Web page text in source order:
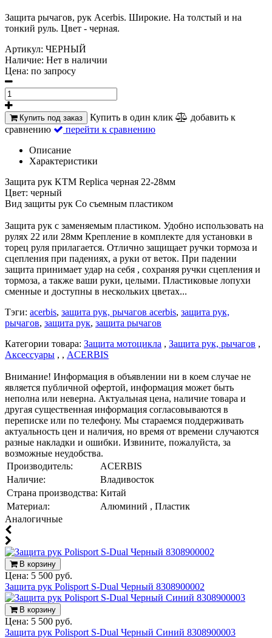
Защита рычагов, рук Acerbis. Широкие. На толстый и на
тонкий руль. Цвет - черная.
Артикул: ЧЕРНЫЙ
Наличие: Нет в наличии
Цена: по запросу
Купить под заказ Купить в один клик
добавить к
сравнению
перейти к сравнению
Описание
Характеристики
Защита рук KTM Replica черная 22-28мм
Цвет: черный
Вид защиты рук Со съемным пластиком
Защита рук с заменяемым пластиком. Удобно использовать на
рулях 22 или 28мм Крепление в комплекте для установки в
торец руля прилагается. Отлично защищает ручки тормоза и
сцепления при падениях, а руки от веток. При падении
защита принимает удар на себя , сохраняя ручки сцепления и
тормоза, а также ваши руки, целыми. Пластиковые лопухи
сменные и доступны в нескольких цветах...
Тэги: acerbis, защита рук, рычагов acerbis, защита рук,
рычагов, защита рук, защита рычагов
Категории товара: Защита мотоцикла , Защита рук, рычагов ,
Аксессуары , , ACERBIS
Внимание! Информация в объявлении ни в коем случае не
является публичной офертой, информация может быть
неполна или неверна. Актуальная цена, наличие товара и
другая существенная информация согласовываются в
переписке или по телефону. Мы стараемся поддерживать
актуальность цен и наличия, но время от времени случаются
разные накладки и ошибки. Извините, пожалуйста, за
возможные неудобства.
Производитель:
ACERBIS
Наличие:
Владивосток
Страна производства: Китай
Материал:
Алюминий , Пластик
Аналогичные
В корзину
Цена: 5 500 руб.
Защита рук Polisport S-Dual Черный 8308900002
В корзину
Цена: 5 500 руб.
Защита рук Polisport S-Dual Черный Синий 8308900003